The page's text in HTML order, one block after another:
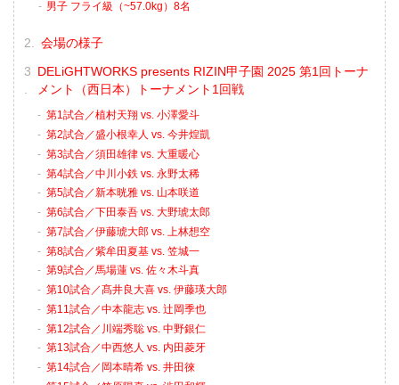
男子 フライ級（~57.0kg）8名
会場の様子
DELiGHTWORKS presents RIZIN甲子園 2025 第1回トーナ
メント（西日本）トーナメント1回戦
第1試合／植村天翔 vs. 小澤愛斗
第2試合／盛小根幸人 vs. 今井煌凱
第3試合／須田雄律 vs. 大重暖心
第4試合／中川小鉄 vs. 永野太稀
第5試合／新本晄雅 vs. 山本咲道
第6試合／下田泰吾 vs. 大野琥太郎
第7試合／伊藤琥大郎 vs. 上林想空
第8試合／紫牟田夏基 vs. 笠城一
第9試合／馬場蓮 vs. 佐々木斗真
第10試合／髙井良大喜 vs. 伊藤瑛大郎
第11試合／中本龍志 vs. 辻岡季也
第12試合／川端秀聡 vs. 中野銀仁
第13試合／中西悠人 vs. 内田菱牙
第14試合／岡本晴希 vs. 井田徠